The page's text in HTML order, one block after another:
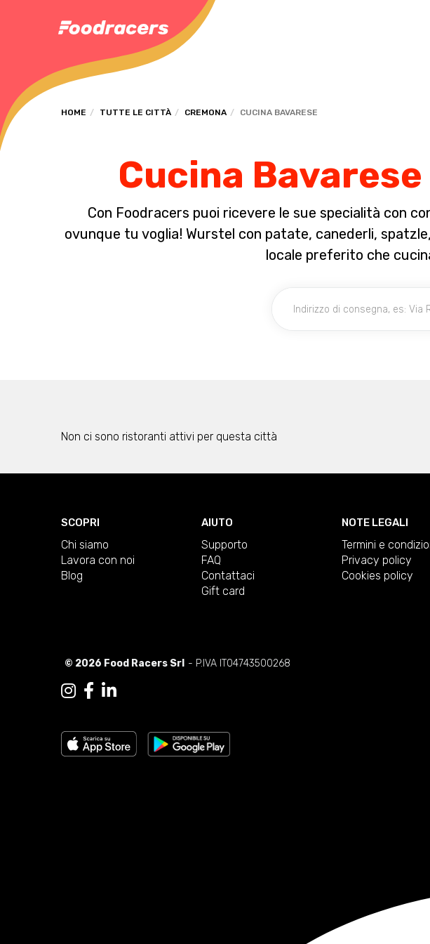
HOME TUTTE LE CITTÀ CREMONA CUCINA BAVARESE
Cucina
Con Foodracers puoi ricevere le sue specialità con
ovunque tu voglia! Wurstel con patate, canederli,
locale preferito che
Non ci sono ristoranti attivi per questa città
SCOPRI
Chi siamo
Lavora con noi
Blog
AIUTO
Supporto
FAQ
Contattaci
Gift card
NOTE LEGALI
Termini e
Privacy policy
Cookies policy
© 2026 Food Racers Srl - P.IVA IT04743500268